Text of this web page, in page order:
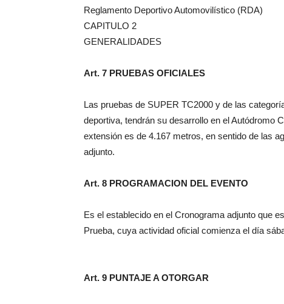
Reglamento Deportivo Automovilístico (RDA)
CAPITULO 2
GENERALIDADES
Art. 7 PRUEBAS OFICIALES
Las pruebas de SUPER TC2000 y de las
deportiva, tendrán su desarrollo en el Autódromo
extensión es de 4.167 metros, en sentido de las
adjunto.
Art. 8 PROGRAMACION DEL EVENTO
Es el establecido en el Cronograma adjunto que
Prueba, cuya actividad oficial comienza el día
Art. 9 PUNTAJE A OTORGAR